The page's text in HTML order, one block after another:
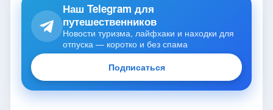
Наш Telegram для
путешественников
Новости туризма, лайфхаки и находки для
отпуска — коротко и без спама
Подписаться